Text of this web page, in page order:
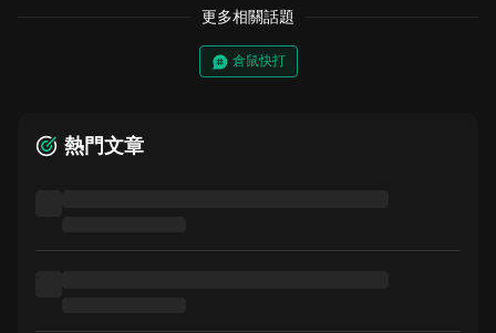
更多相關話題
倉鼠快打
熱門文章